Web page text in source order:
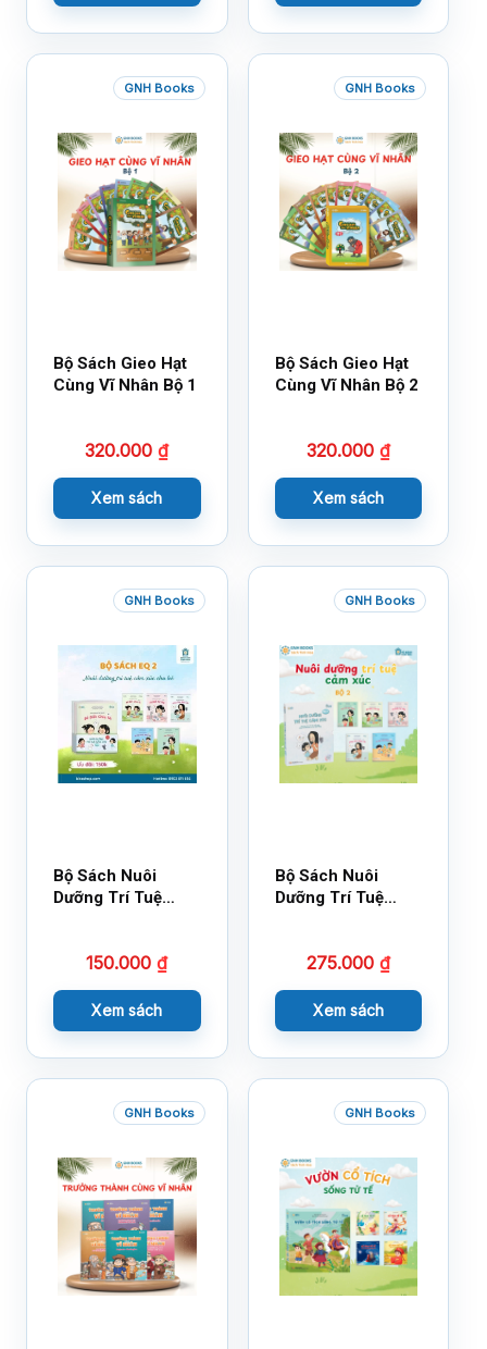
GNH Books
Bộ Sách Gieo Hạt
Cùng Vĩ Nhân Bộ 1
320.000₫
Xem sách
GNH Books
Bộ Sách Gieo Hạt
Cùng Vĩ Nhân Bộ 2
320.000 ₫
Xem sách
GNH Books
Bộ Sách Nuôi
Dưỡng Trí Tuệ
150.000₫
Xem sách
GNH Books
Bộ Sách Nuôi
Dưỡng Trí Tuệ
275.000 ₫
Xem sách
GNH Books GNH Books